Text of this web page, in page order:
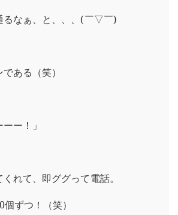
るなぁ、と、、、(￣▽￣)
ある（笑）
ー！」
れて、即ググって電話。
ずつ！（笑）